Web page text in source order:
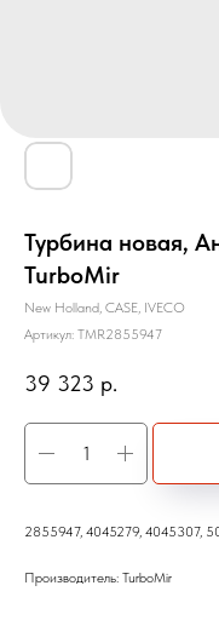
Турбина новая,
TurboMir
New Holland, CASE, IVECO
Артикул: TMR2855947
39 323 р.
2855947, 4045279, 4045307,
Производитель: TurboMir